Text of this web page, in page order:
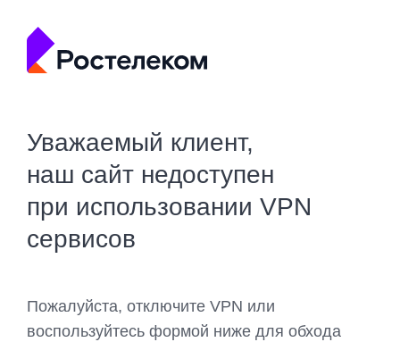
Уважаемый клиент,
наш сайт недоступен
при использовании VPN
сервисов
Пожалуйста, отключите VPN или
воспользуйтесь формой ниже для обхода